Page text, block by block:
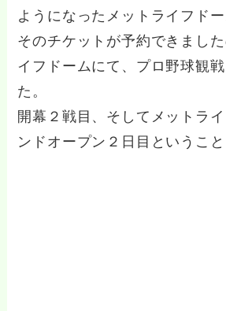
ようになったメットライフドー
そのチケットが予約できまし
イフドームにて、プロ野球観
た。
開幕２戦目、そしてメットラ
ンドオープン２日目ということ